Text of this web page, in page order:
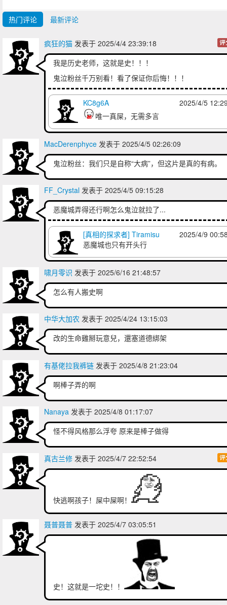
热门评论 最新评论
疯狂的猫 发表于 2025/4/4 23:39:18 评
我是历史老师，这就是史！！！
鬼泣粉丝千万别看！看了保证你后悔！！！
2025/4/5
KC8g6A
唯一真屎，无需多言
MacDerenphyce 发表于 2025/4/5 02:26:09
鬼泣粉丝：我们只是自称“大病”，但这片是真的有病。
FF_Crystal 发表于 2025/4/5 09:15:28
恶魔城弄得还行啊怎么鬼泣就拉了...
2025/4/9
[真相的探求者] Tiramisu
恶魔城也只有开头行
啸月零识 发表于 2025/6/16 21:48:57
怎么有人搬史啊
中华大加农 发表于 2025/4/24 13:15:03
改的生命雞掰玩意兒，還塞道德綁架
有基佬拉我裤链 发表于 2025/4/8 21:23:04
啊棒子弄的啊
Nanaya 发表于 2025/4/8 01:17:07
怪不得风格那么浮夸 原来是棒子做得
真古兰修 发表于 2025/4/7 22:52:54 评
快逃啊孩子！屎中屎啊！
聂普聂普 发表于 2025/4/7 03:05:51
史！这就是一坨史！！